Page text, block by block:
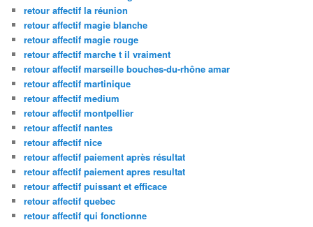
retour affectif la réunion
retour affectif magie blanche
retour affectif magie rouge
retour affectif marche t il vraiment
retour affectif marseille bouches-du-rhône amar
retour affectif martinique
retour affectif medium
retour affectif montpellier
retour affectif nantes
retour affectif nice
retour affectif paiement après résultat
retour affectif paiement apres resultat
retour affectif puissant et efficace
retour affectif quebec
retour affectif qui fonctionne